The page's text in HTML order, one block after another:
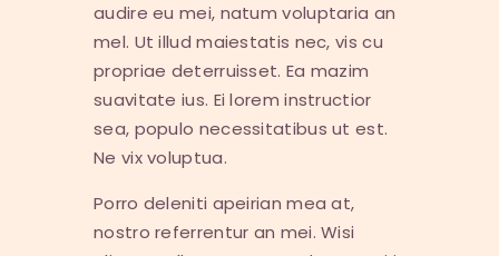
audire eu mei, natum voluptaria an
mel. Ut illud maiestatis nec, vis cu
propriae deterruisset. Ea mazim
suavitate ius. Ei lorem instructior
sea, populo necessitatibus ut est.
Ne vix voluptua.
Porro deleniti apeirian mea at,
nostro referrentur an mei. Wisi